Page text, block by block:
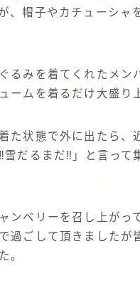
、帽子やカチューシャ
るみを着てくれたメン
ームを着るだけ大盛り
た状態で外に出たら、
雪だるまだ‼」と言って
ンベリーを召し上がっ
過ごして頂きましたが
。